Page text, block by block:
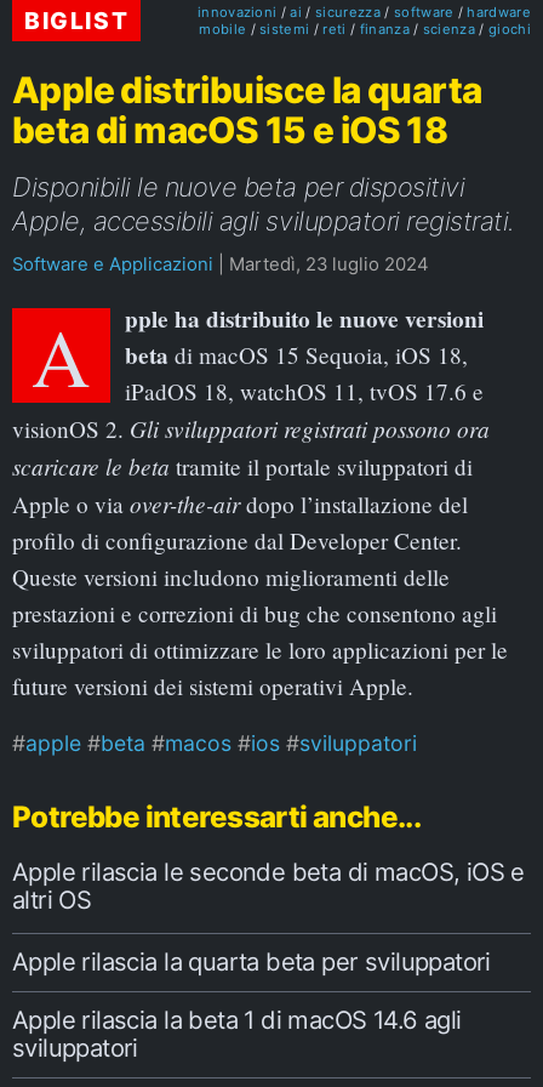
BIGLIST innovazioni ai sicurezza software
hardware
mobile
sistemi reti finanza scienza giochi
Apple distribuisce la quarta
beta di macOS 15 e iOS 18
Disponibili le nuove beta per dispositivi
Apple, accessibili agli sviluppatori registrati.
Software e Applicazioni Martedì, 23 luglio 2024
Apple ha distribuito le nuove versioni beta di macOS 15 Sequoia, iOS 18,
iPadOS 18, watchOS 11, tvOS 17.6 e
visionOS 2. Gli sviluppatori registrati possono ora
scaricare le beta tramite il portale sviluppatori di
Apple o via over-the-airdopo l’installazione del
profilo di configurazione dal Developer Center.
Queste versioni includono miglioramenti delle
prestazioni e correzioni di bug che consentono agli
sviluppatori di ottimizzare le loro applicazioni per le
future versioni dei sistemi operativi Apple.
apple beta macos ios sviluppatori
Potrebbe interessarti anche...
Apple rilascia le seconde beta di macOS, iOS e
altri OS
Apple rilascia la quarta beta per sviluppatori
Apple rilascia la beta 1 di macOS 14.6 agli
sviluppatori